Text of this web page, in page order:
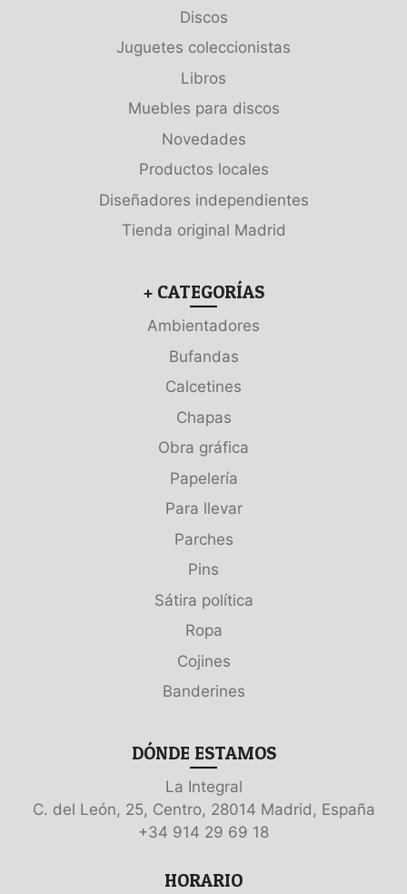
Discos
Juguetes coleccionistas
Libros
Muebles para discos
Novedades
Productos locales
Diseñadores independientes
Tienda original Madrid
+ CATEGORÍAS
Ambientadores
Bufandas
Calcetines
Chapas
Obra gráfica
Papelería
Para llevar
Parches
Pins
Sátira política
Ropa
Cojines
Banderines
DÓNDE ESTAMOS
La Integral
C. del León, 25, Centro, 28014 Madrid, España
+34 914 29 69 18
HORARIO